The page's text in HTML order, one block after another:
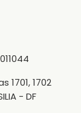
1701, 1702
- DF